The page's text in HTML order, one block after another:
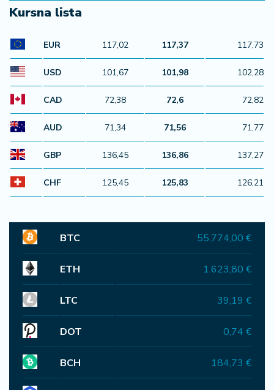
Kursna lista
EUR 117,02 117,37 117,73
USD 101,67 101,98 102,28
CAD 72,38 72,6 72,82
AUD 71,34 71,56 71,77
GBP 136,45 136,86 137,27
CHF 125,45 125,83 126,21
BTC 55.774,00 €
ETH 1.623,80 €
LTC 39,19 €
DOT 0,74 €
BCH 184,73 €